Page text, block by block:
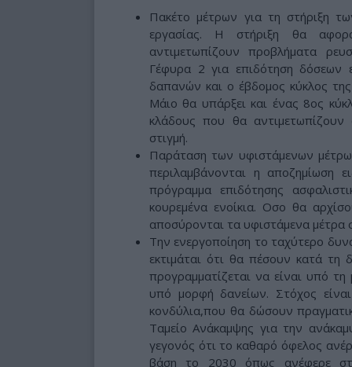
Πακέτο μέτρων για τη στήριξη
εργασίας. Η στήριξη θα
αντιμετωπίζουν προβλήματα
Γέφυρα 2 για επιδότηση δόσεων
δαπανών και ο έβδομος κύκλος
Μάιο θα υπάρξει και ένας 8ος
κλάδους που θα αντιμετωπίζουν
στιγμή.
Παράταση των υφιστάμενων
περιλαμβάνονται η αποζημίωση
πρόγραμμα επιδότησης
κουρεμένα ενοίκια. Οσο θα
αποσύρονται τα υφιστάμενα μέτρα
Την ενεργοποίηση το ταχύτερο
εκτιμάται ότι θα πέσουν κατά τη
προγραμματίζεται να είναι υπό
υπό μορφή δανείων. Στόχος
κονδύλια,που θα δώσουν
Ταμείο Ανάκαμψης για την
γεγονός ότι το καθαρό όφελος
βάση το 2030 όπως ανέφερε